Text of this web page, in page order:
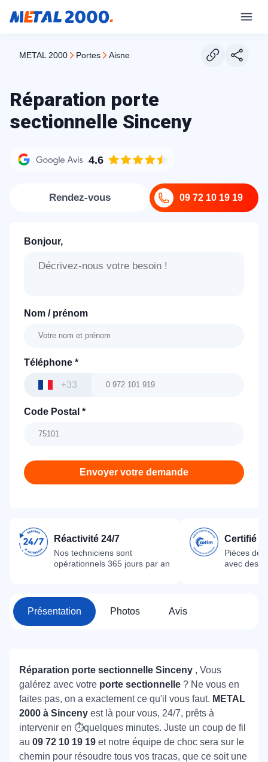
METAL 2000 portes aisne
Réparation porte
sectionnelle Sinceny
4.6
09 72 10 19 19
Rendez-vous
Bonjour,
Nom / prénom
Téléphone *
+33
Code Postal *
Envoyer votre demande
Réactivité 24/7
Nos techniciens sont
opérationnels 365 jours par an
Certifié
Pièces
avec des
Présentation Photos Avis
Réparation porte sectionnelle Sinceny , Vous
galérez avec votre porte sectionnelle ? Ne vous en
faites pas, on a exactement ce qu'il vous faut. METAL
2000 à Sinceny est là pour vous, 24/7, prêts à
intervenir en ⏱quelques minutes. Juste un coup de fil
au 09 72 10 19 19 et notre équipe de choc sera sur le
chemin pour résoudre tous vos tracas, que ce soit une